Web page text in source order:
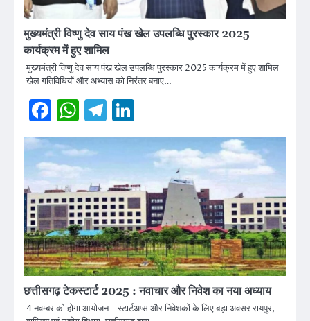
मुख्यमंत्री विष्णु देव साय पंख खेल उपलब्धि पुरस्कार 2025
कार्यक्रम में हुए शामिल
मुख्यमंत्री विष्णु देव साय पंख खेल उपलब्धि पुरस्कार 2025 कार्यक्रम में हुए शामिल
खेल गतिविधियों और अभ्यास को निरंतर बनाए…
Facebook
WhatsApp
Telegram
छत्तीसगढ़ टेकस्टार्ट 2025 : नवाचार और निवेश का नया अध्याय
4 नवम्बर को होगा आयोजन – स्टार्टअप्स और निवेशकों के लिए बड़ा अवसर रायपुर,